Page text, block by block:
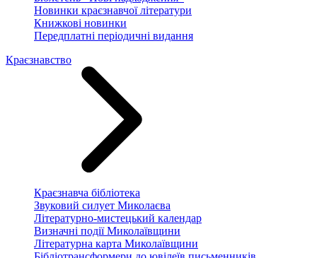
Новинки краєзнавчої літератури
Книжкові новинки
Передплатні періодичні видання
Краєзнавство
Краєзнавча бібліотека
Звуковий силует Миколаєва
Літературно-мистецький календар
Визначні події Миколаївщини
Літературна карта Миколаївщини